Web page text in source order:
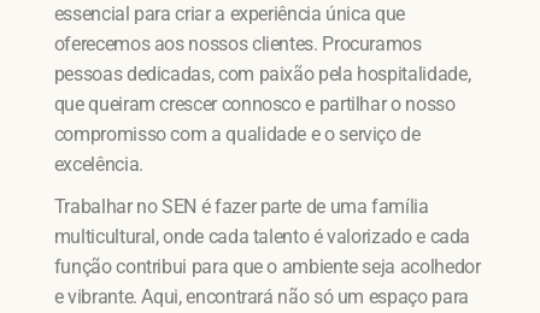
essencial para criar a experiência única que
oferecemos aos nossos clientes. Procuramos
pessoas dedicadas, com paixão pela hospitalidade,
que queiram crescer connosco e partilhar o nosso
compromisso com a qualidade e o serviço de
excelência.
Trabalhar no SEN é fazer parte de uma família
multicultural, onde cada talento é valorizado e cada
função contribui para que o ambiente seja acolhedor
e vibrante. Aqui, encontrará não só um espaço para